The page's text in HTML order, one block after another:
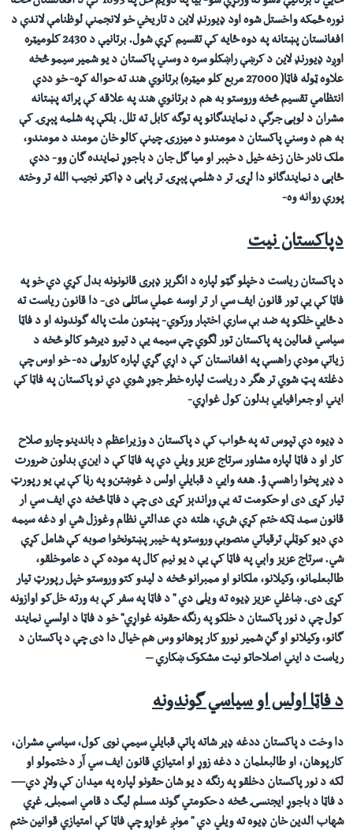
نوره ځمکه واخستل شوه اود ډیورنډ لاین د تاريخي خو لانجمنې لوظنامې لاندې د
افغانستان پښتانه په دوه ځایه کې تقسيم کړې شول. برتانیې د 2430 کلومیټره
اوږد ډیورنډ لاین د کرښې راښکلو سره د وسني پاکستان د یو شمیر سيمو څخه
علاوه ټوله فاټا( 27000 مربع کلو میټره) برتانوي هند ته حواله کړه- خو ددې
انتظامي تقسيم څخه وروستو به هم د برتانوي هند په علاقه کې پراته پښتانه
مشران د لوېی جرگې د نمایندگانو په توگه کابل ته تلل. بلکې په شلمه پېړۍ کې
به هم د وسني پاکستان د مومندو د میزرۍ چينې کالو خان مومند د مومندو،
ملک نادر خان زخه خیل د خېبر او میا گل جان د باجوړ نماینده گان وو- ددې
ځاېی د نمایندگانو دا لړۍ تر د شلمې پېړۍ تر پاېی د ډاکټر نجيب الله تر وخته
پورې روانه وه-
دپاکستان نیت
د پاکستان ریاست د خپلو گټو لپاره د انگرېز ډېری قانونونه بدل کړي دي خو په
فاټا کې یې تور قانون ایف سي ار تر اوسه عملي ساتلی دی- دا قانون ریاست ته
د ځايي خلکو په ضد بې سارې اختېار ورکوي- پښتون ملت پاله گوندونه او د فاټا
سیاسي فعالين په پاکستان تور لگوي چې سيمه یې د تیرو دیرشو کالو څخه د
زیاتې مودې راهسې په افغانستان کې د اړي گړي لپاره کارولی ده- خو اوس چې
دغلته پټ شوي تر هگر د ریاست لپاره خطر جوړ شوي دي نو پاکستان په فاټا کې
ايني او جعرافيايي بدلون کول غواړي-
د ډیوه دې تپوس ته په ځواب کېد پاکستان د وزيراعظم د باندينو چارو صلاح
کار او د فاټا لپاره مشاور سرتاج عزيزويلي دي په فاټا کې د اينيبدلونضرورت
د ډیر پخوا راهسې ؤ. هغه وايي د قبایلي اولسد غوښتنو په رڼا کېیېیورپورټ
تیار کړی دی او حکومت ته یې وړاندېز کړی دی چې د فاټا څخه دې ایف سي ار
قانون سمد ټکه ختم کړې شي، هلته دې عدالتي نظام وغوزل شي او دغه سيمه
دې دیو کوټلېترقیاتي منصوبې وروستو په خیبر پښتونخوا صوبه کې شامل کړې
شي. سرتاج عزيزواېيپه فاټا کېیېد یو نيم کال په موده کې د عاموخلقو،
طالبعلمانو، وکيلانو، ملکانو او ممبرانو څخه د لیدو کتو وروستوخپلرپورټ تیار
کړی دی. ښاغلي عزيز ډیوهته ويلی دي " د فاټا په سفر کې بهورته خلکواوازونه
کول چې د نور پاکستان دخلکوپه رنگه حقونه غواړي"خو د فاټا د اولسي نمایند
گانو، وکیلانو او گڼ شمیر نورو کار پوهانو وس هم خیال دا دی چې د پاکستان د
ریاست د ايني اصلاحاتو نیت مشکوک ښکاري –
د فاټا اولس او سیاسي گوندونه
دا وخت د پاکستان ددغه ډیر شاته پاتې قبايلي سيمېنوی کول، سیاسي مشران،
کارپوهان، او طالبعلمان د دغهزوړ او امتیازي قانون ایف سي آر د ختمولو او
لکه د نور پاکستان دخلقو په رنگه د یو شان حقونو لپاره په میدان کې ولاړ دي—
د فاټا د باجوړ ایجنسۍ څخه د حکومتي گوند مسلم ليگ د قامي اسمبلۍ غړي
شهاب الدين خان ډیوه ته ويلي دي " مونږ غواړو چې فاټا کې امتیازي قوانین ختم